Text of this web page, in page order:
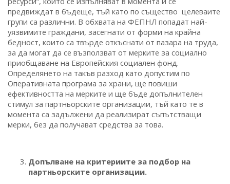
предвиждат в бъдеще, тъй като по същество целеваите
групи са различни. В обхвата на ФЕПНЛ попадат най-
уязвимите граждани, засегнати от форми на крайна
бедност, които са твърде откъснати от пазара на труда,
за да могат да се възползват от мерките за социално
приобщаване на Европейския социален фонд.
Определянето на такъв разход като допустим по
Оперативната програма за храни, ще повиши
ефективността на мерките и ще бъде допълнителен
стимул за партньорските организации, тъй като те в
момента са задължени да реализират съпътстващи
мерки, без да получават средства за това.
Допълване на критериите за подбор на
партньорските организации.